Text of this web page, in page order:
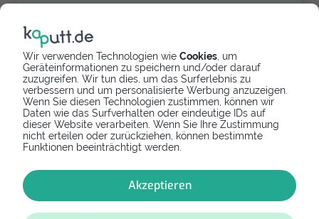
Wir verwenden Technologien wie Cookies , um
Geräteinformationen zu speichern und/oder darauf
zuzugreifen. Wir tun dies, um das Surferlebnis zu
verbessern und um personalisierte Werbung anzuzeigen.
Wenn Sie diesen Technologien zustimmen, können wir
Daten wie das Surfverhalten oder eindeutige IDs auf
dieser Website verarbeiten. Wenn Sie Ihre Zustimmung
nicht erteilen oder zurückziehen, können bestimmte
Funktionen beeinträchtigt werden.
Akzeptieren
Spenden
Spende Dein Gerät über
handysfuerdieumwelt.de
für einen guten Zweck.